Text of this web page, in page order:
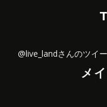
@live_landさんのツイ
メ